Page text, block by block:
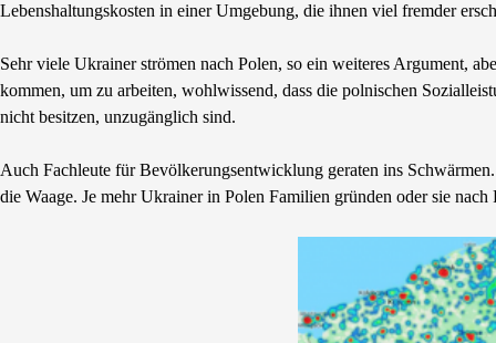
Lebenshaltungskosten in einer Umgebung, die ihnen viel fremder
Sehr viele Ukrainer strömen nach Polen, so ein weiteres Argument,
kommen, um zu arbeiten, wohlwissend, dass die polnischen
nicht besitzen, unzugänglich sind.
Auch Fachleute für Bevölkerungsentwicklung geraten ins
die Waage. Je mehr Ukrainer in Polen Familien gründen oder sie